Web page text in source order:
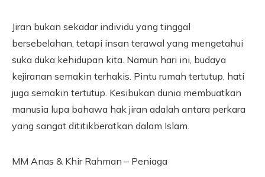
Jiran bukan sekadar individu yang tinggal
bersebelahan, tetapi insan terawal yang mengetahui
suka duka kehidupan kita. Namun hari ini, budaya
kejiranan semakin terhakis. Pintu rumah tertutup, hati
juga semakin tertutup. Kesibukan dunia membuatkan
manusia lupa bahawa hak jiran adalah antara perkara
yang sangat dititikberatkan dalam Islam.
MM Anas & Khir Rahman – Peniaga